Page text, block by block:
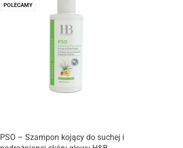
POLECAMY
PSO – Szampon kojący do suchej i